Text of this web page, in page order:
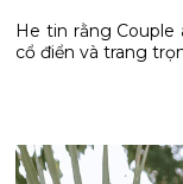
He tin rằng Couple